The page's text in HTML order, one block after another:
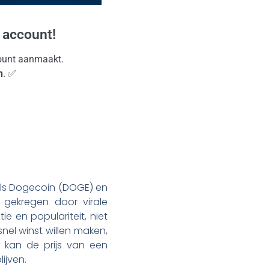
aanmaakt.
. ✅
Dogecoin (DOGE) en
door virale
en populariteit, niet
winst willen maken,
de prijs van een